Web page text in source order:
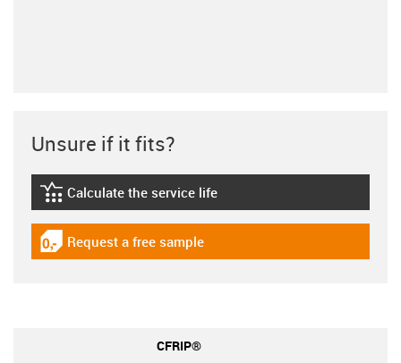
Unsure if it fits?
igus-icon-lebensdauerrechner
Calculate the service life
igus-icon-gratismuster
Request a free sample
CFRIP®